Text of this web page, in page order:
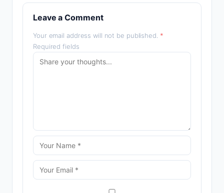
Leave a Comment
Your email address will not be published. *
Required fields